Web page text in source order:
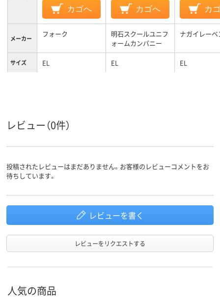
カゴへ カゴへ カ
メーカー フォーク
明石スクールユニフ
ォームカンパニー
ナガイレーベ
サイズ EL EL EL
レビュー（0件）
投稿されたレビューはまだありません。お客様のレビューコメントをお
待ちしています。
レビューを書く
レビューをリクエストする
人気の商品